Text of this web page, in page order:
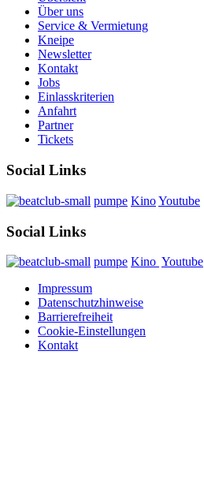
Über uns
Service & Vermietung
Kneipe
Newsletter
Kontakt
Jobs
Einlasskriterien
Anfahrt
Partner
Tickets
Social Links
pumpe KinoYoutube
Social Links
pumpe Kino Youtube
Impressum
Datenschutzhinweise
Barrierefreiheit
Cookie-Einstellungen
Kontakt